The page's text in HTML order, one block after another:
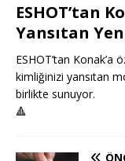
ESHOT’tan
Yansıtan
ESHOT’tan Konak’a
kimliğinizi yansıtan
birlikte sunuyor.
🔺